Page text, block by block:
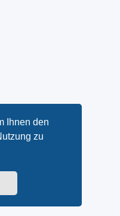
Ihnen den
zu